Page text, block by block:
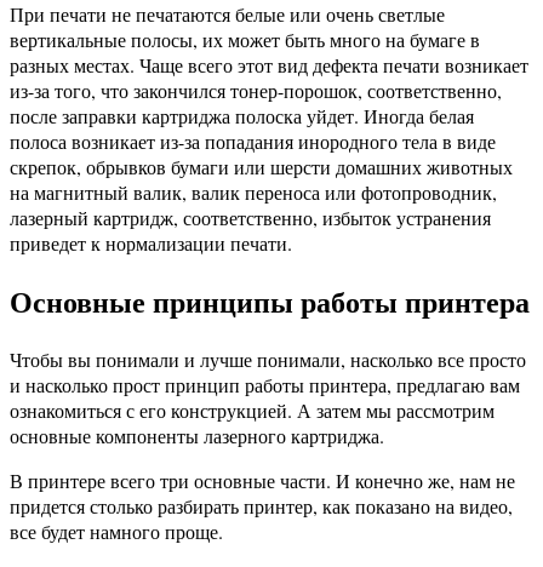
При печати не печатаются белые или очень светлые
вертикальные полосы, их может быть много на бумаге в
разных местах. Чаще всего этот вид дефекта печати возникает
из-за того, что закончился тонер-порошок, соответственно,
после заправки картриджа полоска уйдет. Иногда белая
полоса возникает из-за попадания инородного тела в виде
скрепок, обрывков бумаги или шерсти домашних животных
на магнитный валик, валик переноса или фотопроводник,
лазерный картридж, соответственно, избыток устранения
приведет к нормализации печати.
Основные принципы работы принтера
Чтобы вы понимали и лучше понимали, насколько все просто
и насколько прост принцип работы принтера, предлагаю вам
ознакомиться с его конструкцией. А затем мы рассмотрим
основные компоненты лазерного картриджа.
В принтере всего три основные части. И конечно же, нам не
придется столько разбирать принтер, как показано на видео,
все будет намного проще.